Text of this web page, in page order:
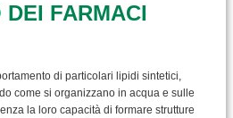
FARMACI
di particolari lipidi sintetici,
come si organizzano in acqua e sulle
la loro capacità di formare strutture